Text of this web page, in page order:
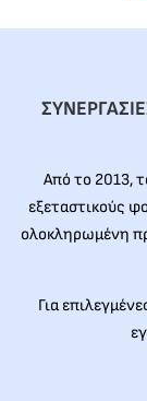
Από το 2013,
εξεταστικούς
ολοκληρωμένη
Για